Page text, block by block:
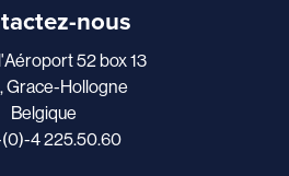
nous
52 box 13
Grace-Hollogne
Belgique
4 225.50.60